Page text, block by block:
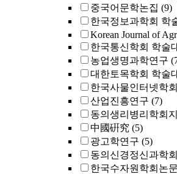
중국어문학논집 (9)
한국정보과학회 학
Korean Journal of
한국통신학회 학술
농업생명과학연구
대한토목학회 학술
한국사물인터넷학
산업진흥연구 (7)
동의생리병리학회지
中國硏究 (5)
광고학연구 (5)
동의신경정신과학회
한국수자원학회논